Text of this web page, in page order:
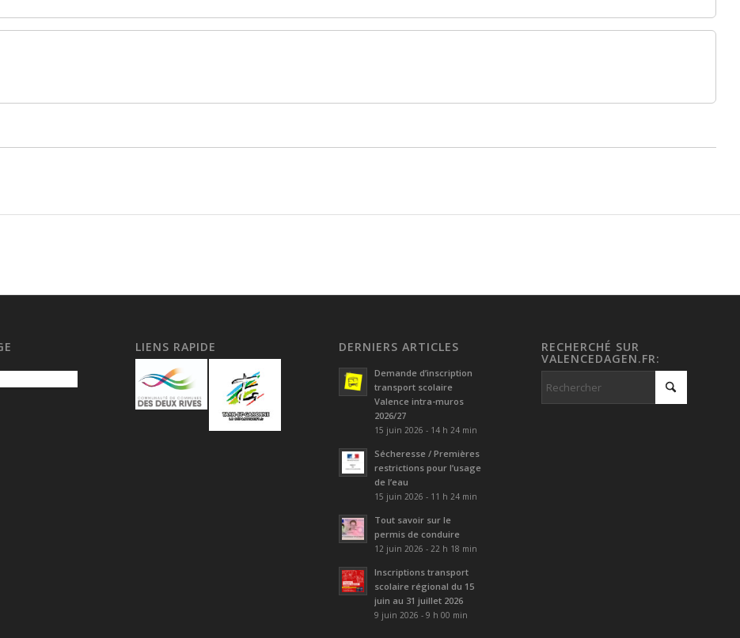
LIENS RAPIDE DERNIERS ARTICLES
Demande d’inscription
transport scolaire
Valence intra-muros
2026/27
15 juin 2026 - 14 h 24 min
Sécheresse / Premières
restrictions pour l’usage
de l’eau
15 juin 2026 - 11 h 24 min
Tout savoir sur le
permis de conduire
12 juin 2026 - 22 h 18 min
Inscriptions transport
scolaire régional du 15
juin au 31 juillet 2026
9 juin 2026 - 9 h 00 min
RECHERCHÉ SUR
VALENCEDAGEN.FR: